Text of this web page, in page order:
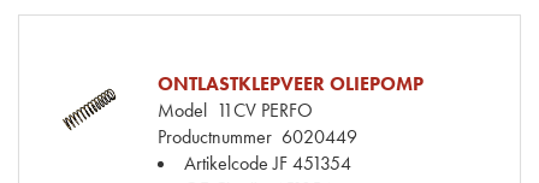
ONTLASTKLEPVEER OLIEPOMP
Model 11CV PERFO
Productnummer 6020449
Artikelcode JF451354